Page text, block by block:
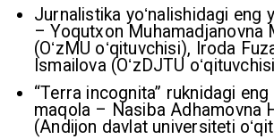
Jurnalistika yoʻnalishidagi eng
– Yoqutxon Muhamadjanovna
(OʻzMU oʻqituvchisi), Iroda
Ismailova (OʻzDJTU
“Terra incognita” ruknidagi
maqola – Nasiba Adhamovna
(Andijon davlat universiteti